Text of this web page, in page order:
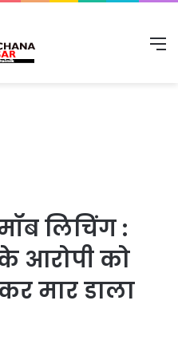
लिचिंग :
आरोपी को
मार डाला